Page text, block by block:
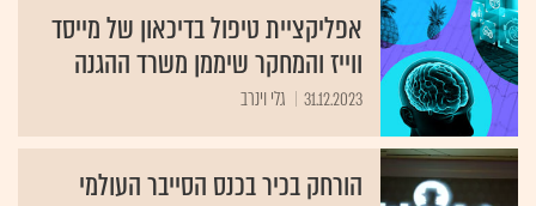
אפליקציית טיפול בדיכאון של מייסד
ווייז והמחקר שיממן משרד ההגנה
31.12.2023 גלי וינרב
הורחק בכיר בכנס הסייבר העולמי